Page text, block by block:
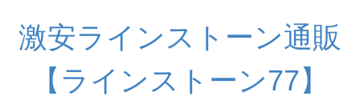
激安ラインストーン通販
【ラインストーン77】